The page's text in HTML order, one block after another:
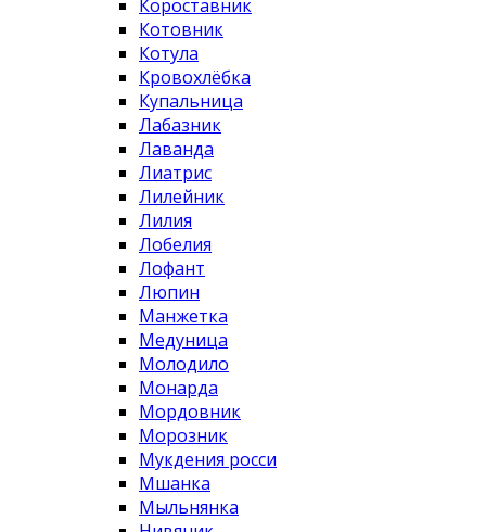
Короставник
Котовник
Котула
Кровохлёбка
Купальница
Лабазник
Лаванда
Лиатрис
Лилейник
Лилия
Лобелия
Лофант
Люпин
Манжетка
Медуница
Молодило
Монарда
Мордовник
Морозник
Мукдения росси
Мшанка
Мыльнянка